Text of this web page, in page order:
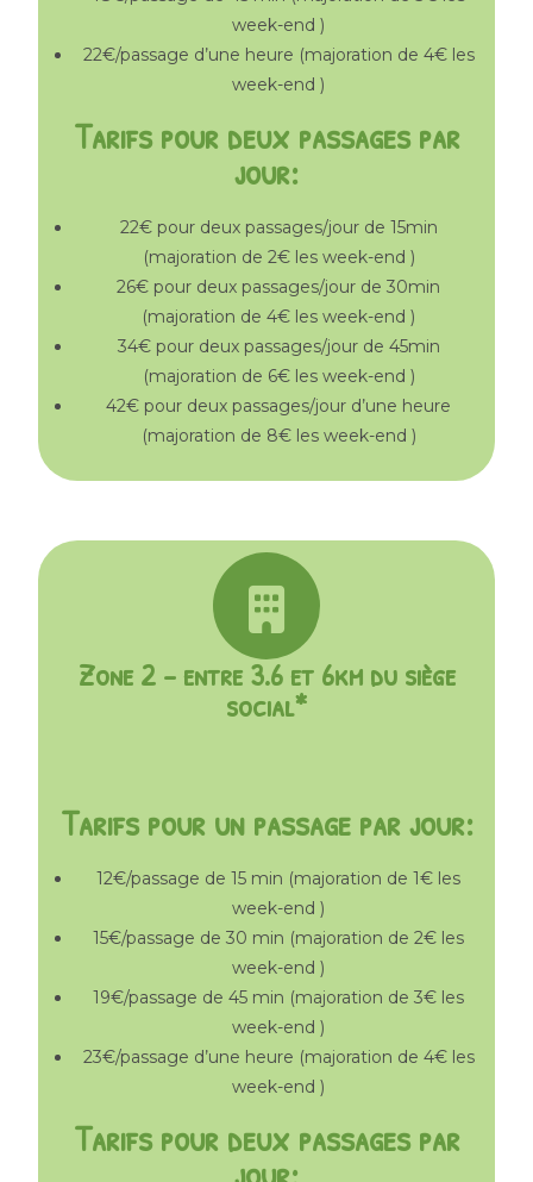
week-end )
22€/passage d’une heure (majoration de 4€ les
week-end )
Tarifs pour deux passages par
jour:
22€ pour deux passages/jour de 15min
(majoration de 2€ les week-end )
26€ pour deux passages/jour de 30min
(majoration de 4€ les week-end )
34€ pour deux passages/jour de 45min
(majoration de 6€ les week-end )
42€ pour deux passages/jour d’une heure
(majoration de 8€ les week-end )
Zone 2 - entre 3.6 et 6km du siège
social*
Tarifs pour un passage par jour:
12€/passage de 15 min (majoration de 1€ les
week-end )
15€/passage de 30 min (majoration de 2€ les
week-end )
19€/passage de 45 min (majoration de 3€ les
week-end )
23€/passage d’une heure (majoration de 4€ les
week-end )
Tarifs pour deux passages par